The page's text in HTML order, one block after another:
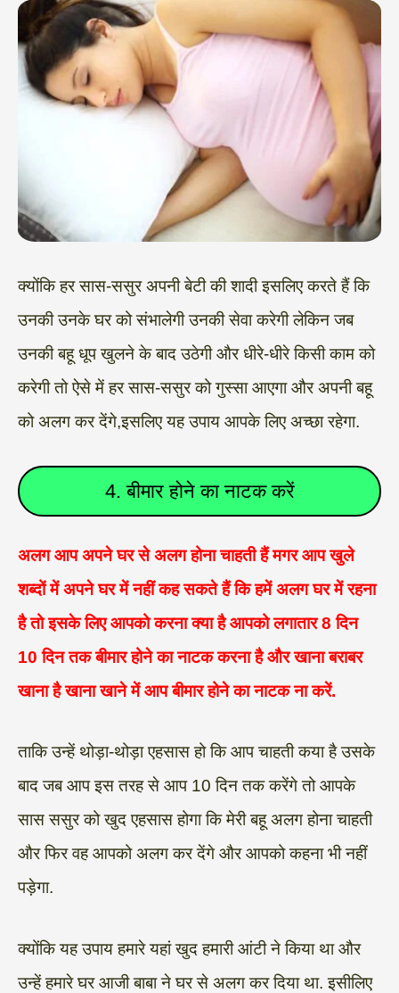
क्योंकि हर सास-ससुर अपनी बेटी की शादी इसलिए करते हैं कि
उनकी उनके घर को संभालेगी उनकी सेवा करेगी लेकिन जब
उनकी बहू धूप खुलने के बाद उठेगी और धीरे-धीरे किसी काम को
करेगी तो ऐसे में हर सास-ससुर को गुस्सा आएगा और अपनी बहू
को अलग कर देंगे,इसलिए यह उपाय आपके लिए अच्छा रहेगा.
4. बीमार होने का नाटक करें
अलग आप अपने घर से अलग होना चाहती हैं मगर आप खुले
शब्दों में अपने घर में नहीं कह सकते हैं कि हमें अलग घर में रहना
है तो इसके लिए आपको करना क्या है आपको लगातार 8 दिन
10 दिन तक बीमार होने का नाटक करना है और खाना बराबर
खाना है खाना खाने में आप बीमार होने का नाटक ना करें.
ताकि उन्हें थोड़ा-थोड़ा एहसास हो कि आप चाहती कया है उसके
बाद जब आप इस तरह से आप 10 दिन तक करेंगे तो आपके
सास ससुर को खुद एहसास होगा कि मेरी बहू अलग होना चाहती
और फिर वह आपको अलग कर देंगे और आपको कहना भी नहीं
पड़ेगा.
क्योंकि यह उपाय हमारे यहां खुद हमारी आंटी ने किया था और
उन्हें हमारे घर आजी बाबा ने घर से अलग कर दिया था. इसीलिए